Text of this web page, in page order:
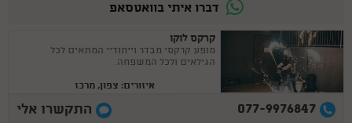
דברו איתי בוואטסאפ
קרקס לוקו
מופע קרקסי מבדר וייחודיי המתאים לכל
הגילאים ולכל המשפחה.
איזורים: צפון, מרכז
077-9976847 התקשרו אלי